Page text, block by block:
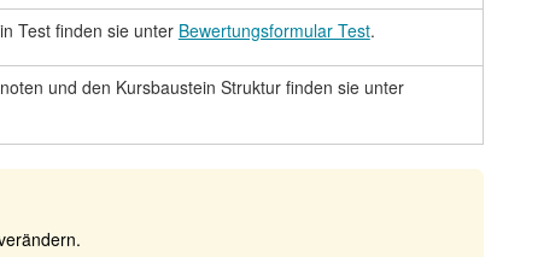
Test finden sie unter Bewertungsformular Test.
und den Kursbaustein Struktur finden sie unter